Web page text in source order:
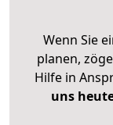
Wenn Sie
planen,
Hilfe in
uns